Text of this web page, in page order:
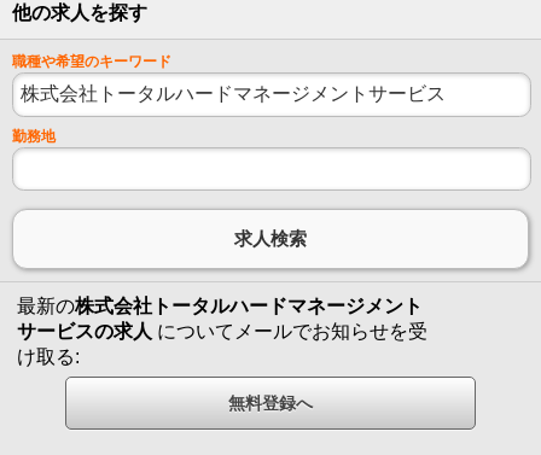
他の求人を探す
職種や希望のキーワード
勤務地
最新の株式会社トータルハードマネージメント
サービスの求人 についてメールでお知らせを受
け取る: